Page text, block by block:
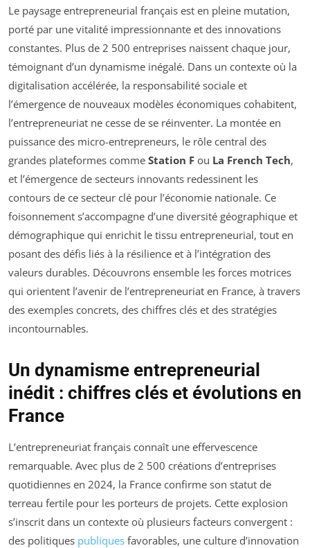
Le paysage entrepreneurial français est en pleine mutation,
porté par une vitalité impressionnante et des innovations
constantes. Plus de 2 500 entreprises naissent chaque jour,
témoignant d’un dynamisme inégalé. Dans un contexte où la
digitalisation accélérée, la responsabilité sociale et
l’émergence de nouveaux modèles économiques cohabitent,
l’entrepreneuriat ne cesse de se réinventer. La montée en
puissance des micro-entrepreneurs, le rôle central des
grandes plateformes comme Station F ou La French Tech,
et l’émergence de secteurs innovants redessinent les
contours de ce secteur clé pour l’économie nationale. Ce
foisonnement s’accompagne d’une diversité géographique et
démographique qui enrichit le tissu entrepreneurial, tout en
posant des défis liés à la résilience et à l’intégration des
valeurs durables. Découvrons ensemble les forces motrices
qui orientent l’avenir de l’entrepreneuriat en France, à travers
des exemples concrets, des chiffres clés et des stratégies
incontournables.
Un dynamisme entrepreneurial
inédit : chiffres clés et évolutions en
France
L’entrepreneuriat français connaît une effervescence
remarquable. Avec plus de 2 500 créations d’entreprises
quotidiennes en 2024, la France confirme son statut de
terreau fertile pour les porteurs de projets. Cette explosion
s’inscrit dans un contexte où plusieurs facteurs convergent :
des politiques publiques favorables, une culture d’innovation